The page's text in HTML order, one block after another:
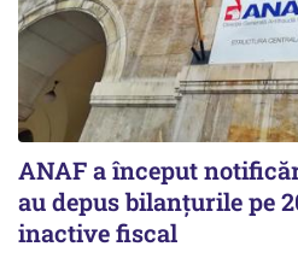
ANAF a început
au depus bilanțurile pe
inactive fiscal